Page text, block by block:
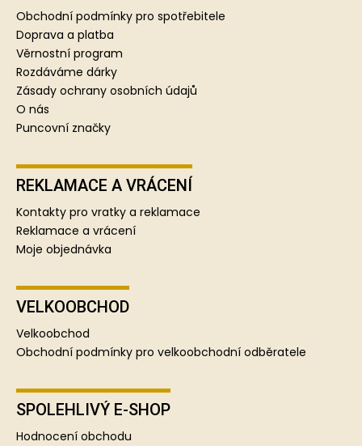
Obchodní podmínky pro spotřebitele
Doprava a platba
Věrnostní program
Rozdáváme dárky
Zásady ochrany osobních údajů
O nás
Puncovní značky
REKLAMACE A VRÁCENÍ
Kontakty pro vratky a reklamace
Reklamace a vrácení
Moje objednávka
VELKOOBCHOD
Velkoobchod
Obchodní podmínky pro velkoobchodní odběratele
SPOLEHLIVÝ E-SHOP
Hodnocení obchodu